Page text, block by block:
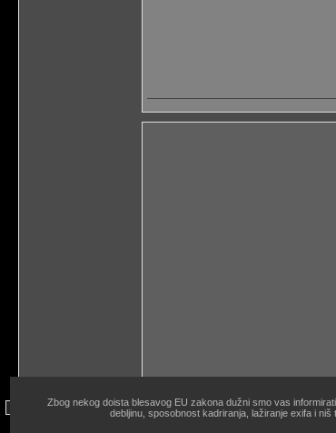
site copyright © 1998.-2026. Janko Belaj /
Zbog nekog doista blesavog EU zakona dužni smo vas
debljinu, sposobnost kadriranja, lažiranje exifa i